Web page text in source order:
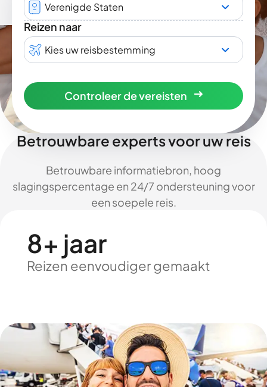
Verenigde Staten
Reizen naar
Kies uw reisbestemming
Controleer de vereisten
Betrouwbare experts voor uw reis
Betrouwbare informatiebron, hoog
slagingspercentage en 24/7 ondersteuning voor
een soepele reis.
8+ jaar
Reizen eenvoudiger gemaakt